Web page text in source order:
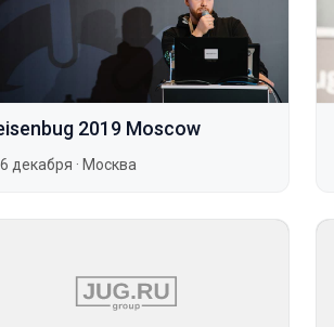
2019 Moscow
декабря · Москва